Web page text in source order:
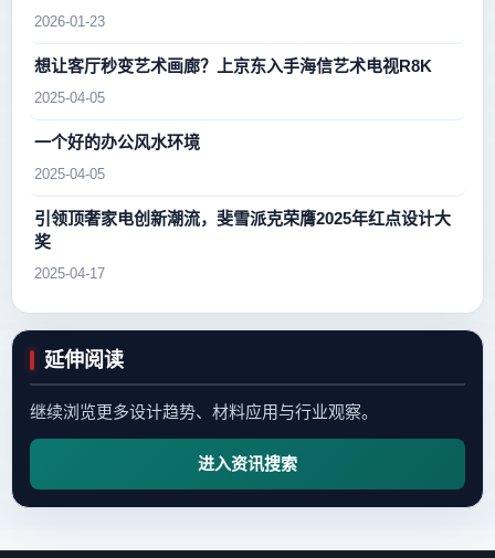
2026-01-23
想让客厅秒变艺术画廊？上京东入手海信艺术电视R8K
2025-04-05
一个好的办公风水环境
2025-04-05
引领顶奢家电创新潮流，斐雪派克荣膺2025年红点设计大
奖
2025-04-17
延伸阅读
继续浏览更多设计趋势、材料应用与行业观察。
进入资讯搜索